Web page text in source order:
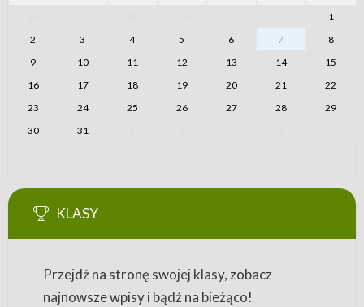
1
2
3 4 5 6 7
8
9
10 11 12 13 14
15
16
17 18 19 20 21
22
23
24 25 26 27 28
29
30
31
KLASY
Przejdź na stronę swojej klasy, zobacz
najnowsze wpisy i bądź na bieżąco!